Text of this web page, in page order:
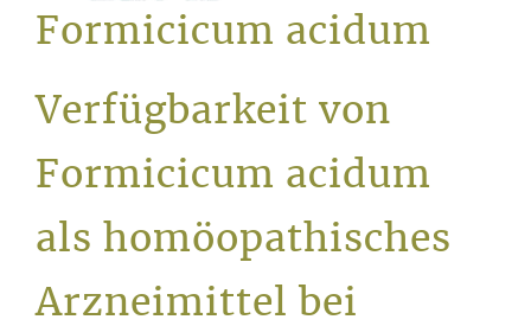
Formicicum acidum
Verfügbarkeit von
Formicicum acidum
als homöopathisches
Arzneimittel bei